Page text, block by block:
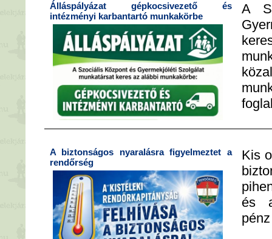
Álláspályázat gépkocsivezető és
intézményi karbantartó munkakörbe
A
A biztonságos nyaralásra figyelmeztet a
rendőrség
Kis
és
pénz